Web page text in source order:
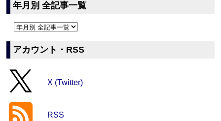
年月別 全記事一覧
アカウント・RSS
X (Twitter)
RSS